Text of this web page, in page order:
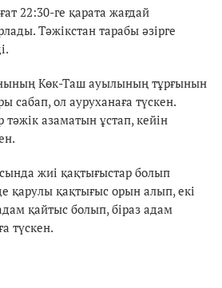
22:30-ге қарата жағдай
Тәжікстан тарабы әзірге
Көк-Таш ауылының тұрғынын
сабап, ол ауруханаға түскен.
тәжік азаматын ұстап, кейін
жиі қақтығыстар болып
қарулы қақтығыс орын алып, екі
қайтыс болып, біраз адам
түскен.